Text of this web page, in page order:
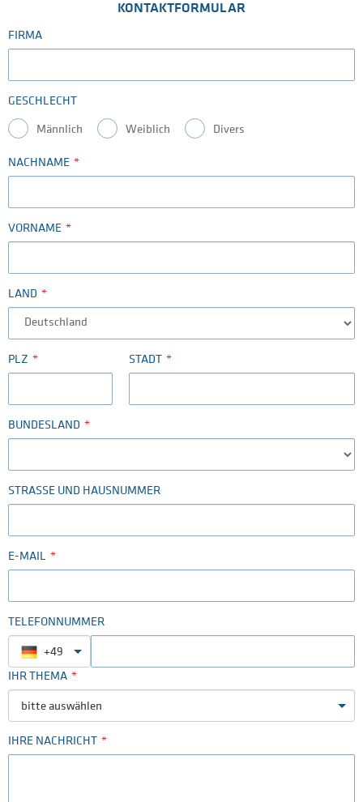
KONTAKTFORMULAR
FIRMA
GESCHLECHT
Männlich Weiblich Divers
NACHNAME
VORNAME
LAND
PLZ STADT
BUNDESLAND
STRASSE UND HAUSNUMMER
E-MAIL
TELEFONNUMMER
+49
IHR THEMA
bitte auswählen
IHRE NACHRICHT